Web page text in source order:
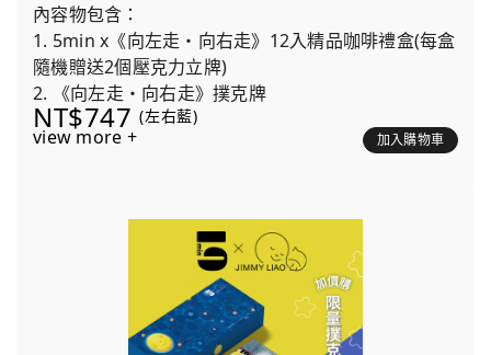
內容物包含：
1. 5min x《向左走・向右走》12入精品咖啡禮盒(每盒
隨機贈送2個壓克力立牌)
2. 《向左走・向右走》撲克牌
NT$747 (左右藍)
view more + 加入購物車